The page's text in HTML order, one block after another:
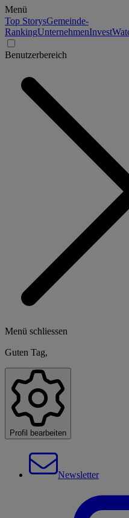
Menü
Top StorysGemeinde-
RankingUnternehmenInvest
Benutzerbereich
Menü schliessen
Guten Tag,
Profil bearbeiten
Newsletter